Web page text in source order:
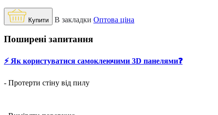
Купити В закладки Оптова ціна
Поширені запитання
⚡️ Як користуватися самоклеючими 3D панелями❓
- Протерти стіну від пилу